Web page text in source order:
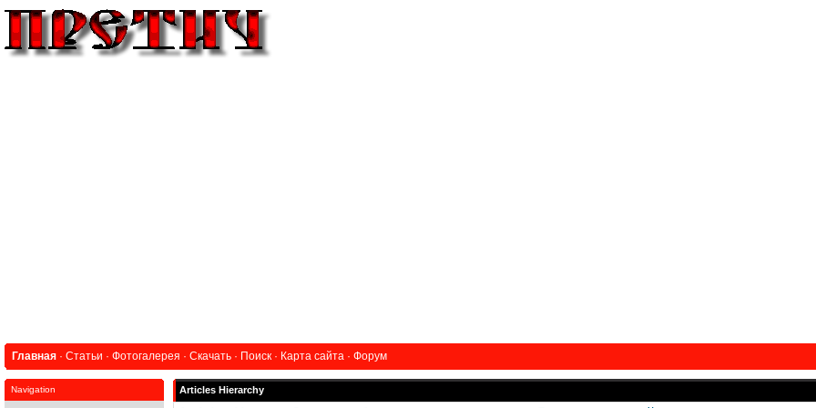
Главная · Статьи · Фотогалерея · Скачать · Поиск · Карта сайта · Форум
Navigation Articles Hierarchy